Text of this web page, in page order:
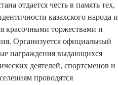
отдается честь в память тех,
казахского народа и
красочными торжествами и
Организуется официальный
награждения выдающихся
деятелей, спортсменов и
проводятся